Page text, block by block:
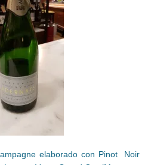
elaborado con Pinot Noir